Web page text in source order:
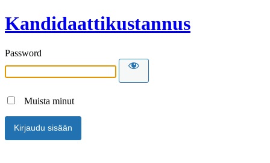
Kandidaattikustannus
Password
Muista minut